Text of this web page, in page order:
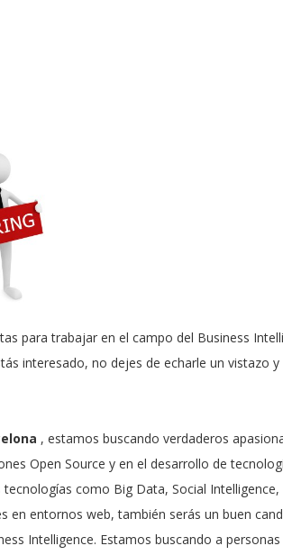
para trabajar en el campo del Business
interesado, no dejes de echarle un vistazo y
, estamos buscando verdaderos
Open Source y en el desarrollo de
como Big Data, Social Intelligence,
en entornos web, también serás un buen
Intelligence. Estamos buscando a